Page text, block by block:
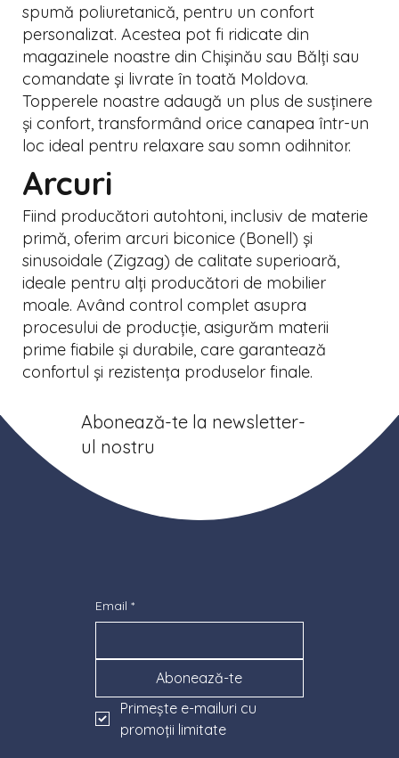
spumă poliuretanică, pentru un confort
personalizat. Acestea pot fi ridicate din
magazinele noastre din Chișinău sau Bălți sau
comandate și livrate în toată Moldova.
Topperele noastre adaugă un plus de susținere
și confort, transformând orice canapea într-un
loc ideal pentru relaxare sau somn odihnitor.
Arcuri
Fiind producători autohtoni, inclusiv de materie
primă, oferim arcuri biconice (Bonell) și
sinusoidale (Zigzag) de calitate superioară,
ideale pentru alți producători de mobilier
moale. Având control complet asupra
procesului de producție, asigurăm materii
prime fiabile și durabile, care garantează
confortul și rezistența produselor finale.
Abonează-te la newsletter-
ul nostru
Email *
Abonează-te
Primeşte e-mailuri cu
promoţii limitate